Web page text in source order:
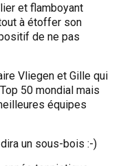
et flamboyant
à étoffer son
de ne pas
Vliegen et Gille qui
50 mondial mais
équipes
un sous-bois :-)